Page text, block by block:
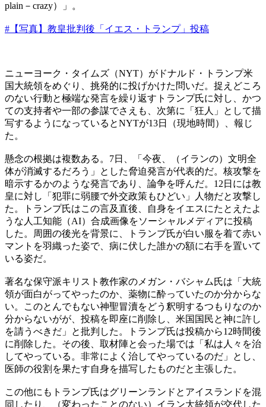
plain－crazy）」。
#【写真】教皇批判後「イエス・トランプ」投稿
ニューヨーク・タイムズ（NYT）がドナルド・トランプ米
国大統領をめぐり、挑発的に投げかけた問いだ。捉えどころ
のない行動と極端な発言を繰り返すトランプ氏に対し、かつ
ての支持者や一部の参謀でさえも、次第に「狂人」として描
写するようになっているとNYTが13日（現地時間）、報じ
た。
懸念の根拠は複数ある。7日、「今夜、（イランの）文明全
体が消滅するだろう」とした脅迫発言が代表的だ。核攻撃を
暗示するかのような発言であり、論争を呼んだ。12日には教
皇に対し「犯罪に弱腰で外交政策もひどい」人物だと攻撃し
た。トランプ氏はこの言及直後、自身をイエスにたとえたよ
うな人工知能（AI）合成画像をソーシャルメディアに投稿
した。周囲の後光を背景に、トランプ氏が白い服を着て赤い
マントを羽織った姿で、病に伏した誰かの額に右手を置いて
いる姿だ。
著名な保守派キリスト教作家のメガン・バシャム氏は「大統
領が面白がってやったのか、薬物に酔っていたのか分からな
い。このとんでもない神聖冒瀆をどう釈明するつもりなのか
分からないがが、投稿を即座に削除し、米国国民と神に許し
を請うべきだ」と批判した。トランプ氏は投稿から12時間後
に削除した。その後、取材陣と会った場では「私は人々を治
してやっている。非常によく治してやっているのだ」とし、
医師の役割を果たす自身を描写したものだと主張した。
この他にもトランプ氏はグリーンランドとアイスランドを混
同したり、（変わったことのない）イラン大統領が交代した